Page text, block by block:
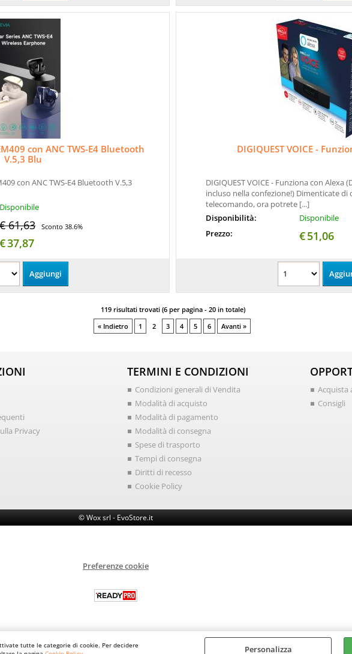
tutte le categorie di cookie. Per decidere
Personalizza
con ANC TWS-E4 Bluetooth
V.5,3 Blu
con ANC TWS-E4 Bluetooth V.5,3
Disponibile
€ 61,63 Sconto 38.6%
€37,87
DIGIQUEST VOICE -
DIGIQUEST VOICE - Funziona con Alexa
incluso nella confezione!) Dimenticate di
telecomando, ora potrete [...]
Disponibilità:
Disponibile
Prezzo:
€51,06
119 risultati trovati (6 per pagina - 20 in totale)
« Indietro
1 2 3 4 5 6 Avanti »
Privacy
TERMINI E CONDIZIONI
Condizioni generali di Vendita
Modalità di acquisto
Modalità di pagamento
Modalità di consegna
Spese di trasporto
Tempi di consegna
Diritti di recesso
Cookie Policy
Acquista
Consigli
© Wox srl - EvoStore.it
Preferenze cookie